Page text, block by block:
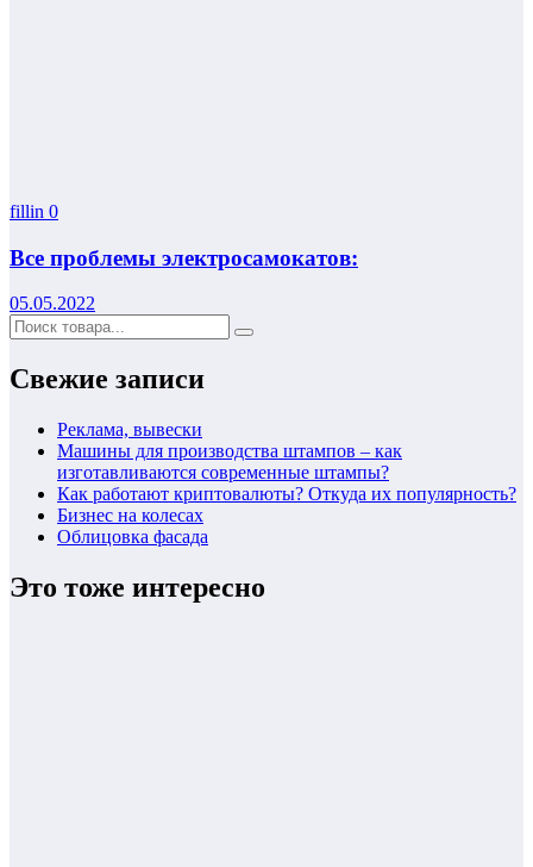
fillin 0
Все проблемы электросамокатов:
05.05.2022
Свежие записи
Реклама, вывески
Машины для производства штампов – как
изготавливаются современные штампы?
Как работают криптовалюты? Откуда их популярность?
Бизнес на колесах
Облицовка фасада
Это тоже интересно